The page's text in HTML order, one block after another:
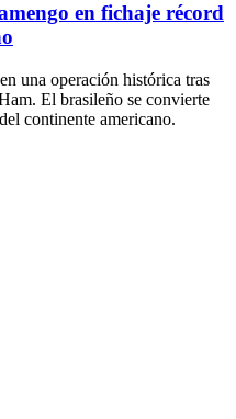
en fichaje récord
una operación histórica tras
El brasileño se convierte
continente americano.